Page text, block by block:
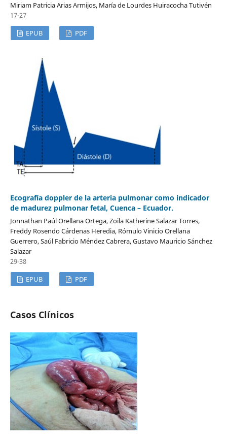
Miriam Patricia Arias Armijos, María de Lourdes Huiracocha Tutivén
17-27
EPUB
PDF
Ecografía doppler de la arteria pulmonar como indicador
de madurez pulmonar fetal, Cuenca – Ecuador.
Jonnathan Paúl Orellana Ortega, Zoila Katherine Salazar Torres,
Freddy Rosendo Cárdenas Heredia, Rómulo Vinicio Orellana
Guerrero, Saúl Fabricio Méndez Cabrera, Gustavo Mauricio Sánchez
Salazar
29-38
EPUB
PDF
Casos Clínicos